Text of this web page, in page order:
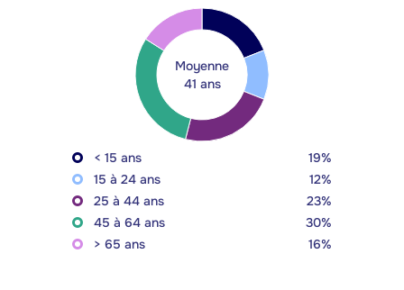
Moyenne
41 ans
< 15 ans
19%
15 à 24 ans
12%
25 à 44 ans
23%
45 à 64 ans
30%
> 65 ans
16%